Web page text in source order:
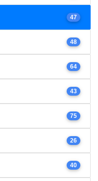
47
48
64
43
75
26
40